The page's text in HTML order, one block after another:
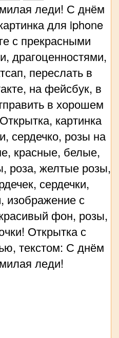
леди! С днём
для iphone
с прекрасными
драгоценностями,
переслать в
на фейсбук, в
в хорошем
картинка
сердечко, розы на
красные, белые,
роза, желтые розы,
сердечки,
изображение с
фон, розы,
Открытка с
текстом: С днём
леди!